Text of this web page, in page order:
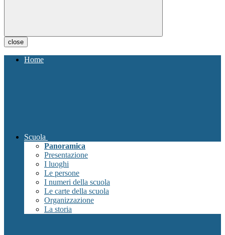
close
Home
Scuola
Panoramica
Presentazione
I luoghi
Le persone
I numeri della scuola
Le carte della scuola
Organizzazione
La storia